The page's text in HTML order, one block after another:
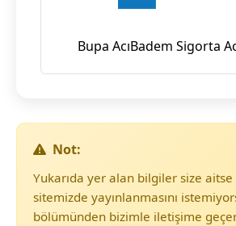
Bupa AcıBadem Sigorta
Not:
Yukarıda yer alan bilgiler size
sitemizde yayınlanmasını
bölümünden bizimle iletişime